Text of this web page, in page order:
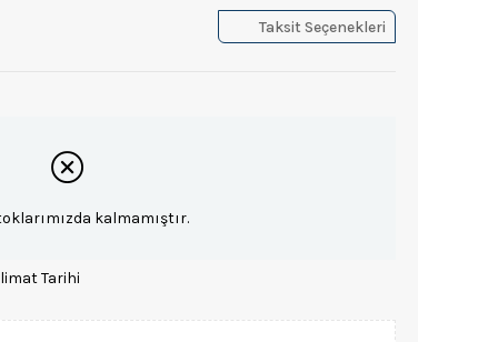
Taksit Seçenekleri
kalmamıştır.
Tarihi